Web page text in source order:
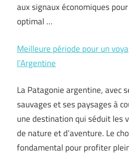
aux signaux économiques
optimal …
Meilleure période pour un
l’Argentine
La Patagonie argentine, avec
sauvages et ses paysages à
une destination qui séduit les
de nature et d’aventure. Le
fondamental pour profiter